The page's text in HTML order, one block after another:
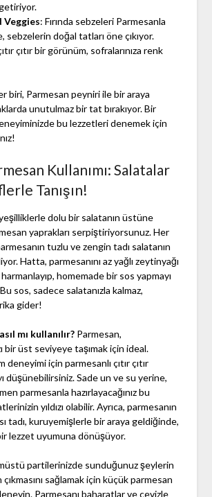
Veggies: Fırında sebzeleri Parmesanla
sebzelerin doğal tatları öne çıkıyor.
çıtır bir görünüm, sofralarınıza renk
biri, Parmesan peyniri ile bir araya
unutulmaz bir tat bırakıyor. Bir
bu lezzetleri denemek için
Kullanımı: Salatalar
Tanışın!
dolu bir salatanın üstüne
yaprakları serpiştiriyorsunuz. Her
tuzlu ve zengin tadı salatanın
Hatta, parmesanını az yağlı zeytinyağı
homemade bir sos yapmayı
sos, sadece salatanızla kalmaz,
gider!
mı kullanılır?Parmesan,
bir üst seviyeye taşımak için ideal.
deneyimi için parmesanlı çıtır çıtır
düşünebilirsiniz. Sade un ve su yerine,
parmesanla hazırlayacağınız bu
yıldızı olabilir. Ayrıca, parmesanın
tadı, kuruyemişlerle bir araya geldiğinde,
lezzet uyumuna dönüşüyor.
partilerinizde sunduğunuz şeylerin
sağlamak için küçük parmesan
Parmesanı baharatlar ve cevizle